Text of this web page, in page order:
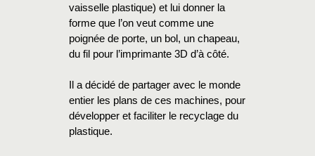
vaisselle plastique) et lui donner la
forme que l’on veut comme une
poignée de porte, un bol, un chapeau,
du fil pour l’imprimante 3D d’à côté.
Il a décidé de partager avec le monde
entier les plans de ces machines, pour
développer et faciliter le recyclage du
plastique.